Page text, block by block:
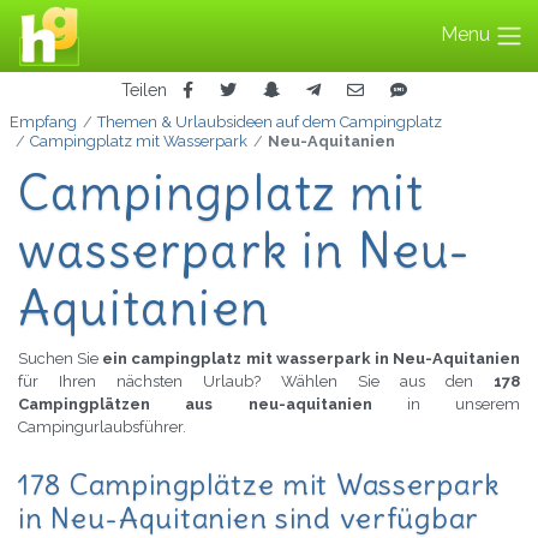
Menu
Teilen
Empfang
Themen & Urlaubsideen auf dem Campingplatz
Campingplatz mit Wasserpark
Neu-Aquitanien
Campingplatz mit
wasserpark in Neu-
Aquitanien
Suchen Sie ein campingplatz mit wasserpark in Neu-Aquitanien
für Ihren nächsten Urlaub? Wählen Sie aus den 178
Campingplätzen aus neu-aquitanien in unserem
Campingurlaubsführer.
178 Campingplätze mit Wasserpark
in Neu-Aquitanien sind verfügbar